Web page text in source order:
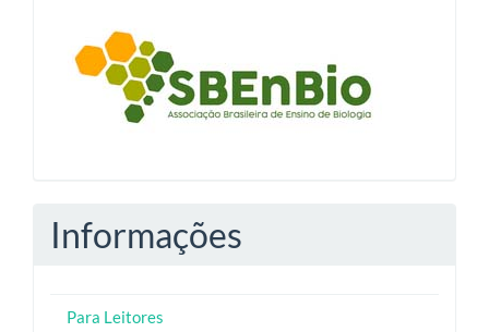
blocologosbenbio
Informações
Para Leitores